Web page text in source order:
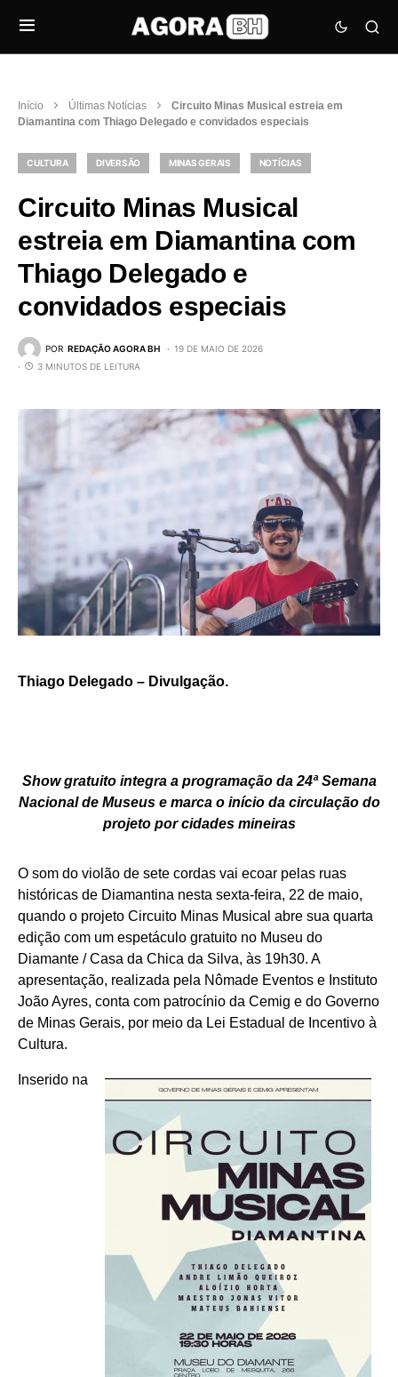
Início Últimas Notícias
Circuito Minas Musical estreia em
Diamantina com Thiago Delegado e convidados especiais
CULTURA DIVERSÃO MINAS GERAIS NOTÍCIAS
Circuito Minas Musical
estreia em Diamantina com
Thiago Delegado e
convidados especiais
POR REDAÇÃO AGORA BH
19 DE MAIO DE 2026
3 MINUTOS DE LEITURA
Thiago Delegado – Divulgação.
Show gratuito integra a programação da 24ª Semana
Nacional de Museus e marca o início da circulação do
projeto por cidades mineiras
O som do violão de sete cordas vai ecoar pelas ruas
históricas de Diamantina nesta sexta-feira, 22 de maio,
quando o projeto Circuito Minas Musical abre sua quarta
edição com um espetáculo gratuito no Museu do
Diamante / Casa da Chica da Silva, às 19h30. A
apresentação, realizada pela Nômade Eventos e Instituto
João Ayres, conta com patrocínio da Cemig e do Governo
de Minas Gerais, por meio da Lei Estadual de Incentivo à
Cultura.
Inserido na